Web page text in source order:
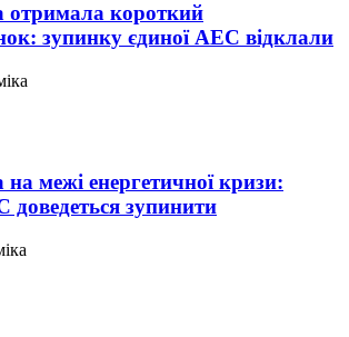
короткий
зупинку єдиної АЕС відклали
межі енергетичної кризи:
доведеться зупинити